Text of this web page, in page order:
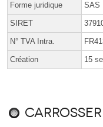
Forme juridique SAS
SIRET
N° TVA Intra.
Création 15